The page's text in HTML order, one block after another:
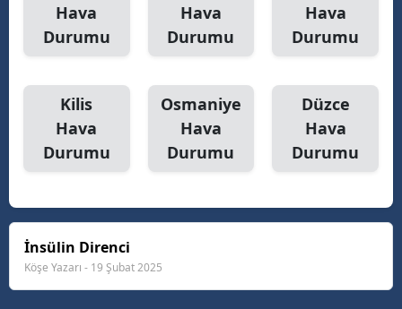
Hava
Durumu
Hava
Durumu
Hava
Durumu
Kilis
Hava
Durumu
Osmaniye
Hava
Durumu
Düzce
Hava
Durumu
İnsülin Direnci
Köşe Yazarı - 19 Şubat 2025